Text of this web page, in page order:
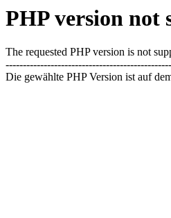
PHP version not
The requested PHP version is not
Die gewählte PHP Version ist auf